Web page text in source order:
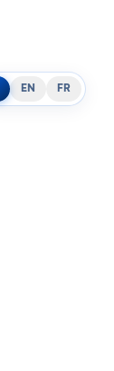
FR
EN